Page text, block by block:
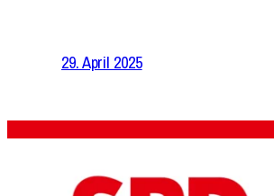
29. April 2025